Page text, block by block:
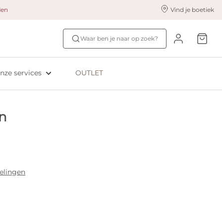
Vind je boetiek
Waar ben je naar op zoek?
Aubade
Empreinte
services
styling services Ontdek jouw maat
Bh-maat test
OUTLET